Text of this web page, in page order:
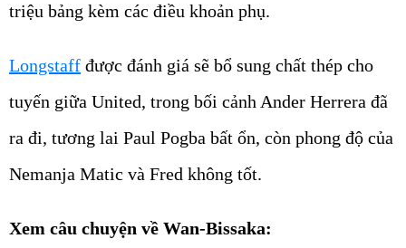
triệu bảng kèm các điều khoản phụ.
Longstaff được đánh giá sẽ bổ sung chất thép cho
tuyến giữa United, trong bối cảnh Ander Herrera đã
ra đi, tương lai Paul Pogba bất ổn, còn phong độ của
Nemanja Matic và Fred không tốt.
Xem câu chuyện về Wan-Bissaka: